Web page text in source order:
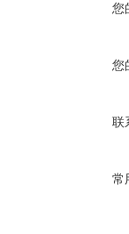
您
您
联
常